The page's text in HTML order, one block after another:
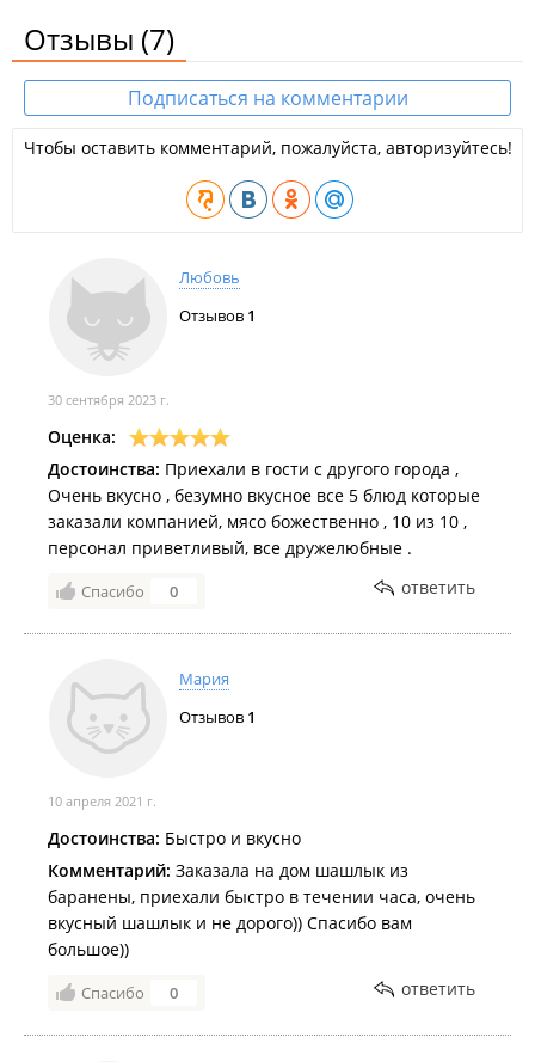
Отзывы (7)
Подписаться на комментарии
Чтобы оставить комментарий, пожалуйста, авторизуйтесь!
Любовь
Отзывов 1
30 сентября 2023 г.
Оценка:
Достоинства: Приехали в гости с другого города ,
Очень вкусно , безумно вкусное все 5 блюд которые
заказали компанией, мясо божественно , 10 из 10 ,
персонал приветливый, все дружелюбные .
Спасибо 0 ответить
Мария
Отзывов 1
10 апреля 2021 г.
Достоинства: Быстро и вкусно
Комментарий: Заказала на дом шашлык из
баранены, приехали быстро в течении часа, очень
вкусный шашлык и не дорого)) Спасибо вам
большое))
Спасибо 0 ответить